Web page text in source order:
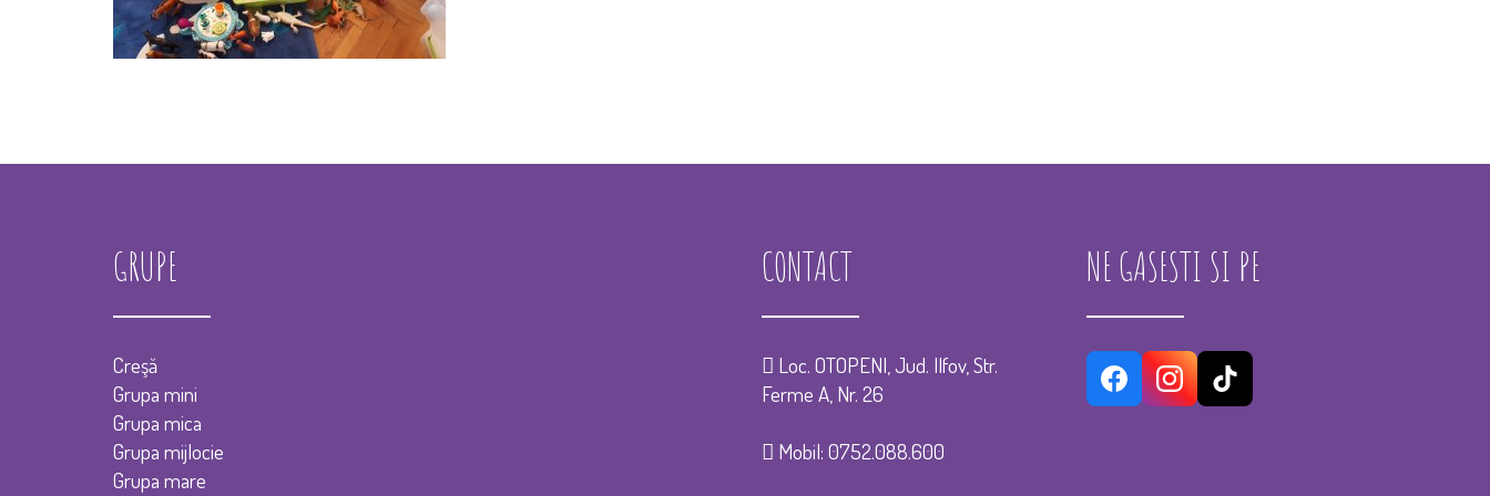
GRUPE
Creşă
Grupa mini
Grupa mica
Grupa mijlocie
Grupa mare
CONTACT
Loc. OTOPENI, Jud. Ilfov, Str.
Ferme A, Nr. 26
Mobil: 0752.088.600
NE GASESTI SI PE